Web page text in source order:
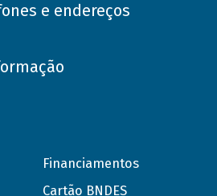
e endereços
Financiamentos
Cartão BNDES